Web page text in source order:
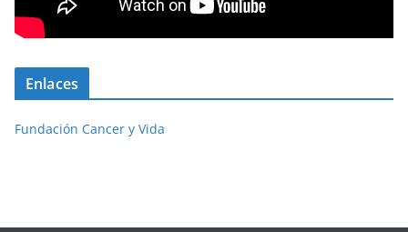
Enlaces
Fundación Cancer y Vida